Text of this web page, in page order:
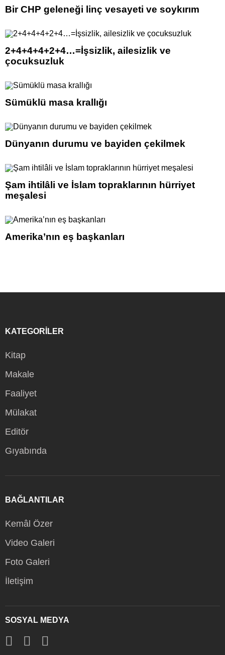
Bir CHP geleneği linç vesayeti ve soykırım
2+4+4+4+2+4…=İşsizlik, ailesizlik ve
çocuksuzluk
Sümüklü masa krallığı
Dünyanın durumu ve bayiden çekilmek
Şam ihtilâli ve İslam topraklarının hürriyet
meşalesi
Amerika’nın eş başkanları
KATEGORİLER
Kitap
Makale
Faaliyet
Mülakat
Editör
Gıyabında
BAĞLANTILAR
Kemâl Özer
Video Galeri
Foto Galeri
İletişim
SOSYAL MEDYA